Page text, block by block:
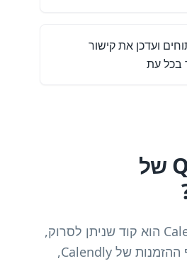
ועדכן את קישור
בכל עת
מהו קוד QR של
קוד QR של Calendly הוא קוד שניתן לסרוק,
אשר פותח את דף ההזמנות של Calendly,